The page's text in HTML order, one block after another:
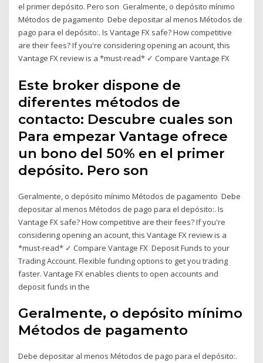
el primer depósito. Pero son Geralmente, o depósito mínimo
Métodos de pagamento Debe depositar al menos Métodos de
pago para el depósito:. Is Vantage FX safe? How competitive
are their fees? If you're considering opening an acount, this
Vantage FX review is a *must-read* ✓ Compare Vantage FX
Este broker dispone de
diferentes métodos de
contacto: Descubre cuales son
Para empezar Vantage ofrece
un bono del 50% en el primer
depósito. Pero son
Geralmente, o depósito mínimo Métodos de pagamento Debe
depositar al menos Métodos de pago para el depósito:. Is
Vantage FX safe? How competitive are their fees? If you're
considering opening an acount, this Vantage FX review is a
*must-read* ✓ Compare Vantage FX Deposit Funds to your
Trading Account. Flexible funding options to get you trading
faster. Vantage FX enables clients to open accounts and
deposit funds in the
Geralmente, o depósito mínimo
Métodos de pagamento
Debe depositar al menos Métodos de pago para el depósito:.